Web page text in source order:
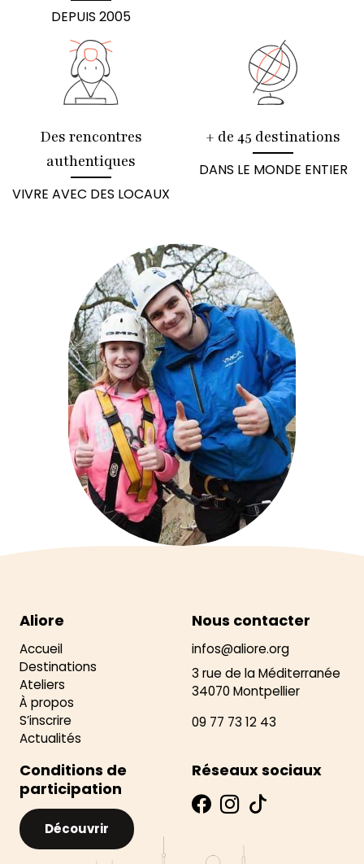
DEPUIS 2005
Des rencontres
authentiques
VIVRE AVEC DES LOCAUX
+ de 45 destinations
DANS LE MONDE ENTIER
Aliore
Accueil
Destinations
Ateliers
À propos
S’inscrire
Actualités
Nous contacter
infos@aliore.org
3 rue de la Méditerranée
34070 Montpellier
09 77 73 12 43
Conditions de
participation
Découvrir
Réseaux sociaux